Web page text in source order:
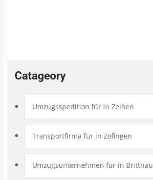
Catageory
Umzugsspedition für in Zeihen
Transportfirma für in Zofingen
Umzugsunternehmen für in Brittnau